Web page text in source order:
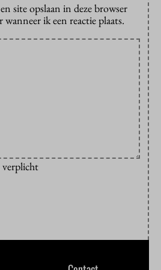
site opslaan in deze browser
ik een reactie plaats.
verplicht